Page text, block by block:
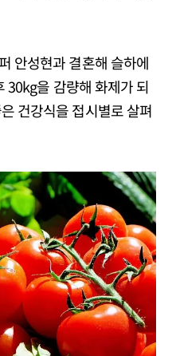
안성현과 결혼해 슬하에
30kg을 감량해 화제가 되
건강식을 접시별로 살펴